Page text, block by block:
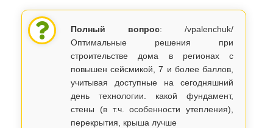
Полный вопрос: /vpalenchuk/
Оптимальные решения при
строительстве дома в регионах с
повышен сейсмикой, 7 и более баллов,
учитывая доступные на сегодняшний
день технологии. какой фундамент,
стены (в т.ч. особенности утепления),
перекрытия, крыша лучше